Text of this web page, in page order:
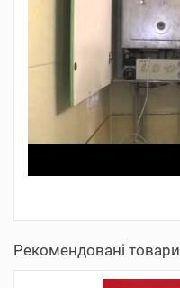
Рекомендовані товари